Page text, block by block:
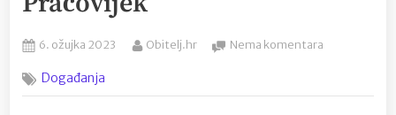
Posted
6. ožujka 2023 By
Obitelj.hr Nema komentara
”
Događanja